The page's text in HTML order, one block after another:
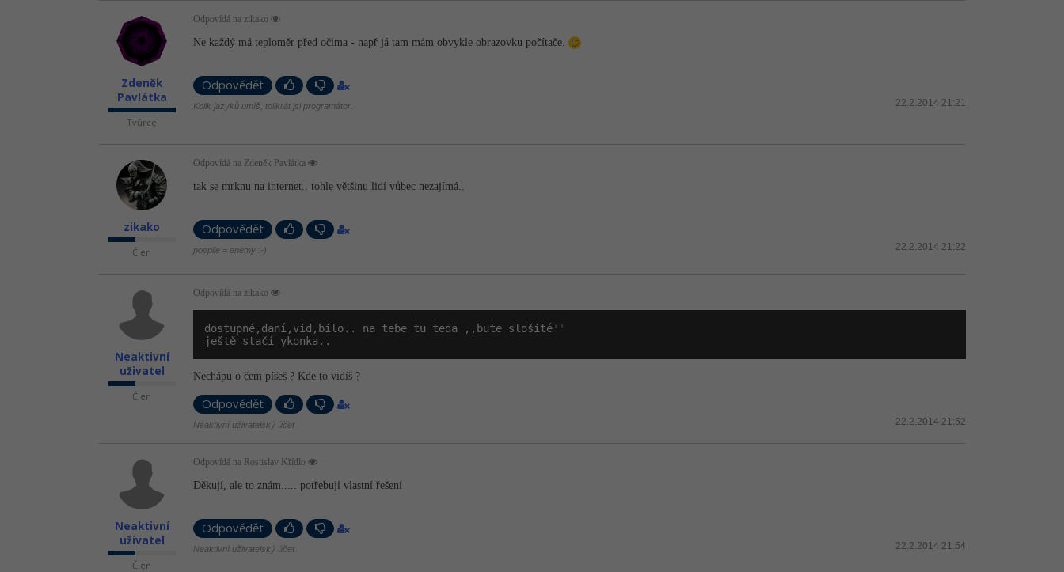
Zdeněk
Pavlátka
Tvůrce
Odpovídá na zikako
Ne každý má teploměr před očima - např já tam mám obvykle obrazovku počítače.
Odpovědět
22.2.2014 21:21
Kolik jazyků umíš, tolikrát jsi programátor.
zikako
Člen
Odpovídá na Zdeněk Pavlátka
tak se mrknu na internet.. tohle většinu lidí vůbec nezajímá..
Odpovědět
22.2.2014 21:22
pospile = enemy :-)
Neaktivní
uživatel
Člen
Odpovídá na zikako
dostupné,daní,vid,bilo.. na tebe tu teda ,,bute slošité ''
ještě stačí ykonka..
Nechápu o čem píšeš ? Kde to vidíš ?
Odpovědět
22.2.2014 21:52
Neaktivní uživatelský účet
Neaktivní
uživatel
Člen
Odpovídá na Rostislav Křídlo
Děkují, ale to znám..... potřebují vlastní řešení
Odpovědět
22.2.2014 21:54
Neaktivní uživatelský účet